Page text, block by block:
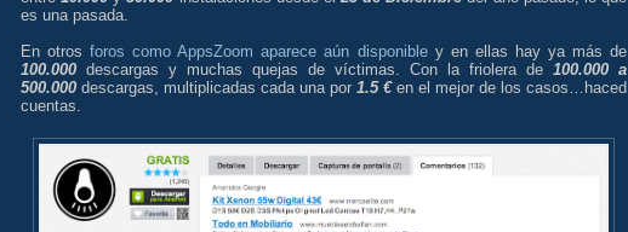
es una pasada.
En otrosforos como AppsZoom aparece aún disponibley en ellas hay ya más de
100.000 descargas y muchas quejas de víctimas. Con la friolera de 100.000 a
500.000 descargas, multiplicadas cada una por 1.5 €en el mejor de los casos…haced
cuentas.